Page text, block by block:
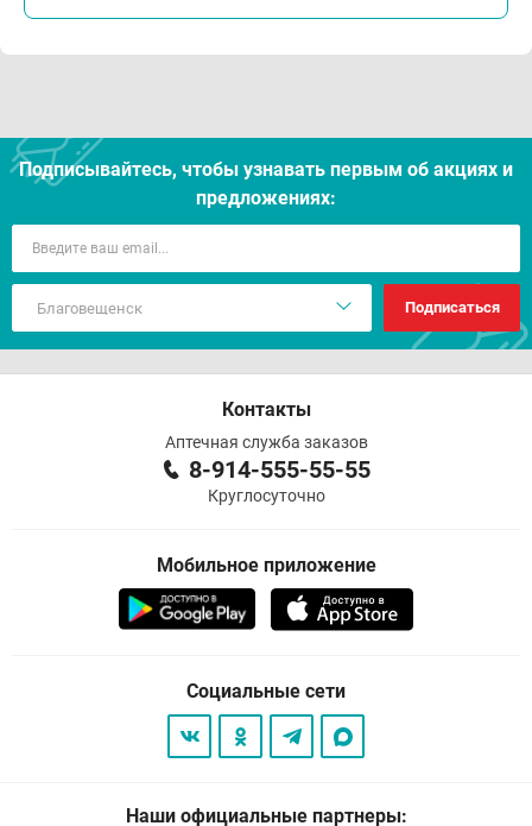
Подписывайтесь, чтобы узнавать первым об акцияx и
предложениях:
Подписаться
Контакты
Аптечная служба заказов
8-914-555-55-55
Круглосуточно
Мобильное приложение
Социальные сети
Наши официальные партнеры: